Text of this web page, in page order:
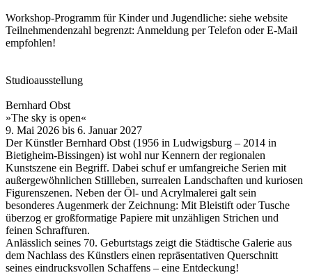
Workshop-Programm für Kinder und Jugendliche: siehe website
Teilnehmendenzahl begrenzt: Anmeldung per Telefon oder E-Mail
empfohlen!
Studioausstellung
Bernhard Obst
»The sky is open«
9. Mai 2026 bis 6. Januar 2027
Der Künstler Bernhard Obst (1956 in Ludwigsburg – 2014 in
Bietigheim-Bissingen) ist wohl nur Kennern der regionalen
Kunstszene ein Begriff. Dabei schuf er umfangreiche Serien mit
außergewöhnlichen Stillleben, surrealen Landschaften und kuriosen
Figurenszenen. Neben der Öl- und Acrylmalerei galt sein
besonderes Augenmerk der Zeichnung: Mit Bleistift oder Tusche
überzog er großformatige Papiere mit unzähligen Strichen und
feinen Schraffuren.
Anlässlich seines 70. Geburtstags zeigt die Städtische Galerie aus
dem Nachlass des Künstlers einen repräsentativen Querschnitt
seines eindrucksvollen Schaffens – eine Entdeckung!